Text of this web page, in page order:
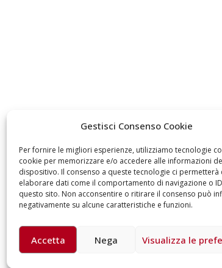
Gestisci Consenso Cookie
Per fornire le migliori esperienze, utilizziamo tecnologie
cookie per memorizzare e/o accedere alle informazioni
dispositivo. Il consenso a queste tecnologie ci permetterà
elaborare dati come il comportamento di navigazione o
questo sito. Non acconsentire o ritirare il consenso può
negativamente su alcune caratteristiche e funzioni.
Accetta Nega Visualizza le
Marzo 17, 2026
13
5
anni
Giugno
18 e